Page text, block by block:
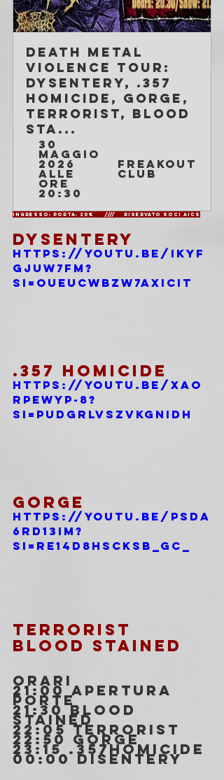
Death Metal
Violence Tour:
Dysentery, .357
Homicide, Gorge,
Terrorist, Blood
Sta...
30
maggio
2026
alle
ore
20:30
Freakout
Club
Ingresso: Porta: 20€     ////    Riservato soci AICS
DYSENTERY
https://youtu.be/ikyf
GJUw7fM?
si=oUeuCwbZw7AxICit
.357 HOMICIDE
https://youtu.be/Xao
RpEWYp-8?
si=PuDGrLvsZvKGniDh
GORGE
https://youtu.be/pSdA
6rd13IM?
si=Re14d8hscksb_gc_
TERRORIST
BLOOD STAINED
ORARI
21:00 Apertura
porte
21:30 Blood
Stained
22:05 Terrorist
22:50 Gorge
23:15 .357homicide
00:00 Disentery